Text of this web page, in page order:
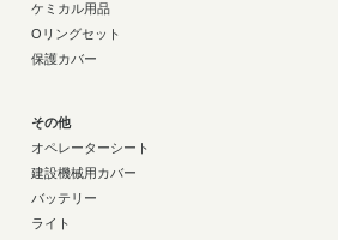
ケミカル用品
Oリングセット
保護カバー
その他
オペレーターシート
建設機械用カバー
バッテリー
ライト